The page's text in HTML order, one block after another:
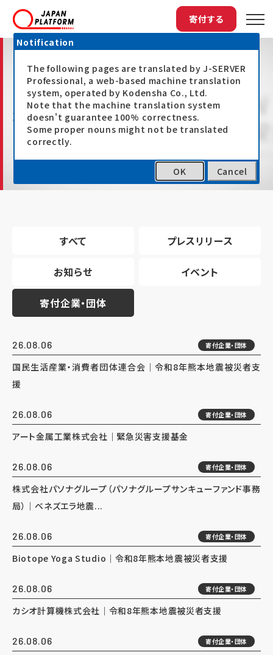
寄付する
最新情報
すべて プレスリリース
お知らせ イベント
寄付企業・団体
26.08.06 寄付企業・団体
国民生活産業・消費者団体連合会｜令和8年熊本地震被災者支
援
26.08.06 寄付企業・団体
アート金属工業株式会社｜緊急災害支援基金
26.08.06 寄付企業・団体
株式会社パソナグループ（パソナグループサンキューファンド事務
局）｜ベネズエラ地震...
26.08.06 寄付企業・団体
Biotope Yoga Studio｜令和8年熊本地震被災者支援
26.08.06 寄付企業・団体
カシオ計算機株式会社｜令和8年熊本地震被災者支援
26.08.06 寄付企業・団体
Notification
The following pages are translated by J-SERVER
Professional, a web-based machine translation
system, operated by Kodensha Co., Ltd.
Note that the machine translation system
doesn't guarantee 100% correctness.
Some proper nouns might not be translated
correctly.
OK Cancel